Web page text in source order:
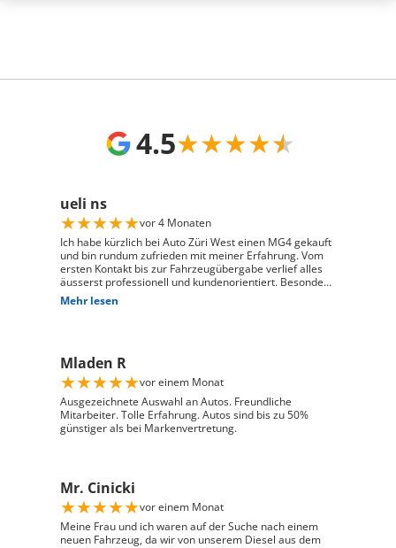
4.5★★★★★
ueli ns
★★★★★vor 4 Monaten
Ich habe kürzlich bei Auto Züri West einen MG4 gekauft
und bin rundum zufrieden mit meiner Erfahrung. Vom
ersten Kontakt bis zur Fahrzeugübergabe verlief alles
äusserst professionell und kundenorientiert. Besonders
hervorheben möchte ich die hervorragende Beratung
durch Herrn David Panic. Er hat sich viel Zeit
und engagierte Art hat den gesamten Kaufprozess sehr
angenehm gemacht. Die Abwicklung verlief reibungslos
und zuverlässig, und ich habe mein Fahrzeug genau so
erhalten, wie ich es mir vorgestellt habe. Ich kann Auto
Züri West uneingeschränkt weiterempfehlen und
bedanke mich herzlich für den ausgezeichneten Service
Mehr lesen
Mladen R
★★★★★vor einem Monat
Ausgezeichnete Auswahl an Autos. Freundliche
Mitarbeiter. Tolle Erfahrung. Autos sind bis zu 50%
günstiger als bei Markenvertretung.
Mr. Cinicki
★★★★★vor einem Monat
Meine Frau und ich waren auf der Suche nach einem
neuen Fahrzeug, da wir von unserem Diesel aus dem